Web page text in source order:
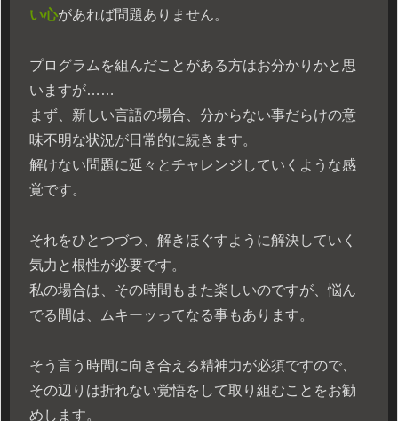
い心があれば問題ありません。
プログラムを組んだことがある方はお分かりかと思
いますが……
まず、新しい言語の場合、分からない事だらけの意
味不明な状況が日常的に続きます。
解けない問題に延々とチャレンジしていくような感
覚です。
それをひとつづつ、解きほぐすように解決していく
気力と根性が必要です。
私の場合は、その時間もまた楽しいのですが、悩ん
でる間は、ムキーッってなる事もあります。
そう言う時間に向き合える精神力が必須ですので、
その辺りは折れない覚悟をして取り組むことをお勧
めします。